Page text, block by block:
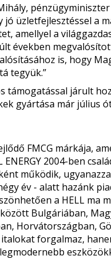
üzletfejlesztéssel a
amellyel a
években
is, hogy
tegyük.”
támogatással járult
gyártása már július
FMCG márkája,
2004-ben
működik,
év - alatt hazánk
a HELL ma
Bulgáriában,
Horvátországban,
forgalmaz,